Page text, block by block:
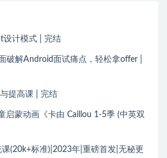
设计模式 | 完结
破解Android面试痛点，轻松拿offer |
提高课 | 完结
启蒙动画《卡由 Caillou 1-5季 (中英双
(20k+标准)|2023年|重磅首发|无秘更